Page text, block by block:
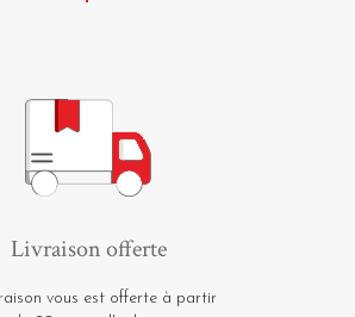
Livraison offerte
vous est offerte à partir